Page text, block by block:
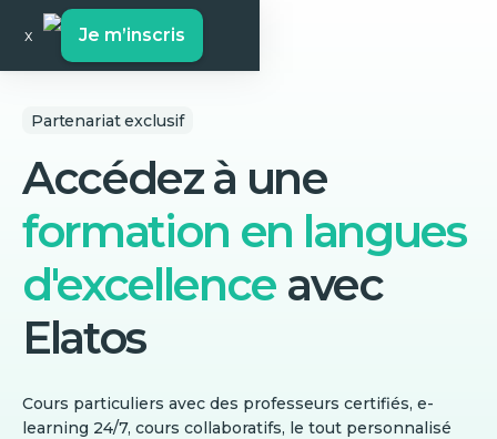
x Je m’inscris
Partenariat exclusif
Accédez à une
formation en langues
d'excellence avec
Elatos
Cours particuliers avec des professeurs certifiés, e-
learning 24/7, cours collaboratifs, le tout personnalisé